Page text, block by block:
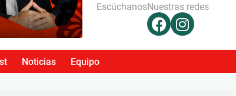
EscúchanosNuestras redes
Noticias Equipo